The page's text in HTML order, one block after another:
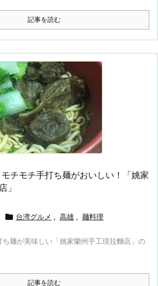
記事を読む
モチモチ手打ち麺がおいしい！「姚家
」
 台湾グルメ , 高雄 , 麺料理
麺が美味しい「姚家蘭州手工現拉麵店」の
記事を読む